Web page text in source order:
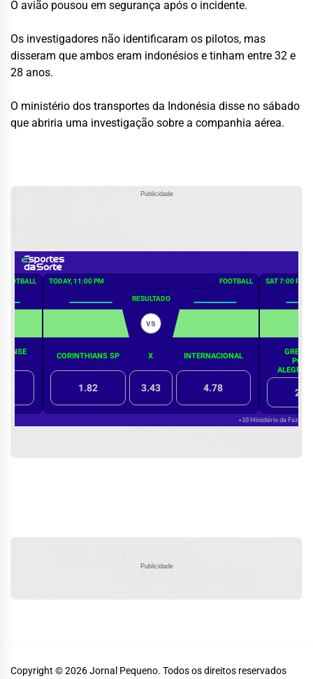
O avião pousou em segurança após o incidente.
Os investigadores não identificaram os pilotos, mas
disseram que ambos eram indonésios e tinham entre 32 e
28 anos.
O ministério dos transportes da Indonésia disse no sábado
que abriria uma investigação sobre a companhia aérea.
Publicidade
Publicidade
Copyright © 2026Jornal Pequeno. Todos os direitos reservados